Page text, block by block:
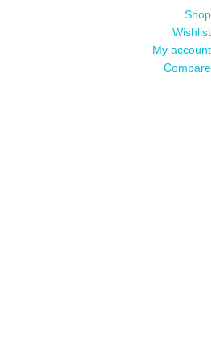
Shop
Wishlist
My account
Compare